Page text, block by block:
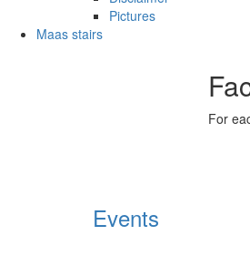
Pictures
Maas stairs
For
Events